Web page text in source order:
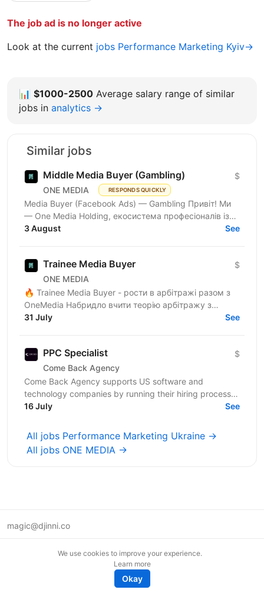
The job ad is no longer active
Look at the current jobs Performance Marketing Kyiv→
📊 $1000-2500 Average salary range of similar
jobs in analytics →
Similar jobs
Middle Media Buyer (Gambling)
ONE MEDIA RESPONDS QUICKLY
$
Media Buyer (Facebook Ads) — Gambling Привіт! Ми
— One Media Holding, екосистема професіоналів із
глибокою експертизою в digital-маркетингу та
3 August See
Trainee Media Buyer
ONE MEDIA
$
🔥 Trainee Media Buyer - рости в арбітражі разом з
OneMedia Набридло вчити теорію арбітражу з
ютубу? Хочеш вчитися на реальних бюджетах,
31 July See
PPC Specialist
Come Back Agency
$
Come Back Agency supports US software and
technology companies by running their hiring process.
We work with delivery and leadership teams to define
16 July See
All jobs Performance Marketing Ukraine →
All jobs ONE MEDIA →
magic@djinni.co
We use cookies to improve your experience.
Learn more
Okay